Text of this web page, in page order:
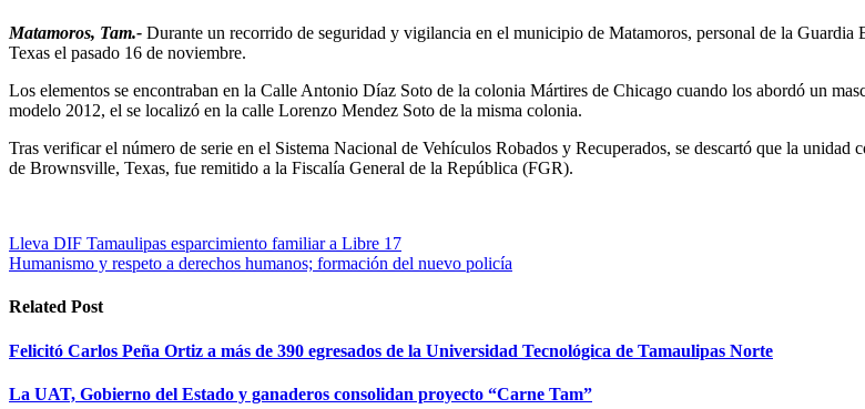
Matamoros, Tam.- Durante un recorrido de seguridad y vigilancia en el municipio de Matamoros, personal de la
Texas el pasado 16 de noviembre.
Los elementos se encontraban en la Calle Antonio Díaz Soto de la colonia Mártires de Chicago cuando los abordó un
modelo 2012, el se localizó en la calle Lorenzo Mendez Soto de la misma colonia.
Tras verificar el número de serie en el Sistema Nacional de Vehículos Robados y Recuperados, se descartó que la
de Brownsville, Texas, fue remitido a la Fiscalía General de la República (FGR).
Navegación
de
entradas
Lleva DIF Tamaulipas esparcimiento familiar a Libre 17
Humanismo y respeto a derechos humanos; formación del nuevo policía
Related Post
Felicitó Carlos Peña Ortiz a más de 390 egresados de la Universidad Tecnológica de Tamaulipas Norte
La UAT, Gobierno del Estado y ganaderos consolidan proyecto “Carne Tam”